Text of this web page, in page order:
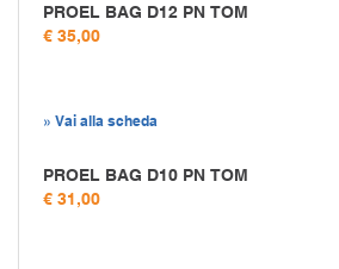
PROEL BAG D12 PN TOM
€ 35,00
» Vai alla scheda
PROEL BAG D10 PN TOM
€ 31,00